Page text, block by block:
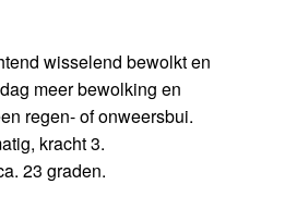
wisselend bewolkt en
meer bewolking en
regen- of onweersbui.
kracht 3.
23 graden.